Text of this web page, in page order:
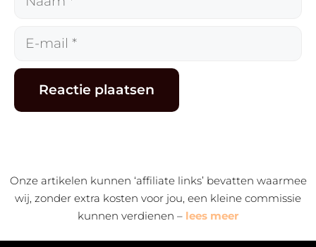
E-
Onze artikelen kunnen ‘affiliate links’ bevatten waarmee
wij, zonder extra kosten voor jou, een kleine commissie
kunnen verdienen – lees meer